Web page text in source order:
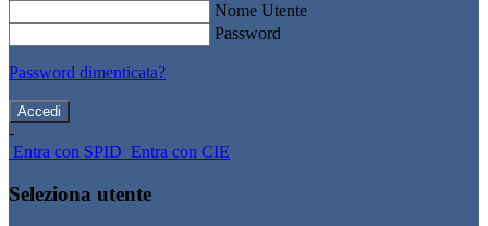
Nome Utente
Password
Password dimenticata?
-
Entra con SPID Entra con CIE
Seleziona utente